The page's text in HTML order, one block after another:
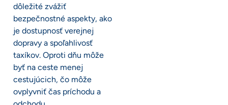
dôležité zvážiť
bezpečnostné aspekty, ako
je dostupnosť verejnej
dopravy a spoľahlivosť
taxíkov. Oproti dňu môže
byť na ceste menej
cestujúcich, čo môže
ovplyvniť čas príchodu a